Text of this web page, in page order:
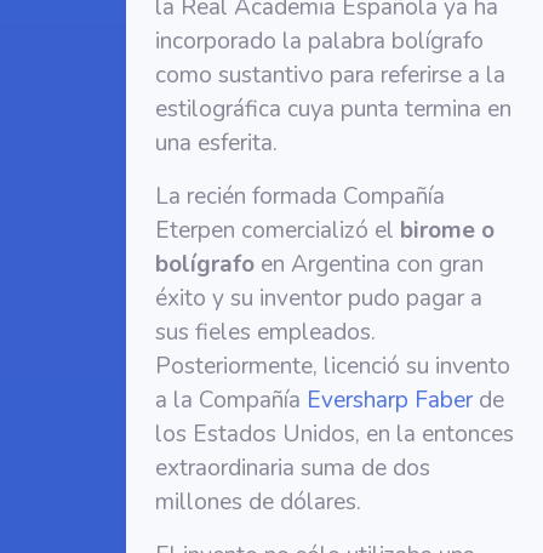
la Real Academia Española ya ha
incorporado la palabra bolígrafo
como sustantivo para referirse a la
estilográfica cuya punta termina en
una esferita.
La recién formada Compañía
Eterpen comercializó el birome o
bolígrafo en Argentina con gran
éxito y su inventor pudo pagar a
sus fieles empleados.
Posteriormente, licenció su invento
a la Compañía Eversharp Faberde
los Estados Unidos, en la entonces
extraordinaria suma de dos
millones de dólares.